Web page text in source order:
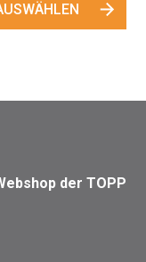
der TOPP